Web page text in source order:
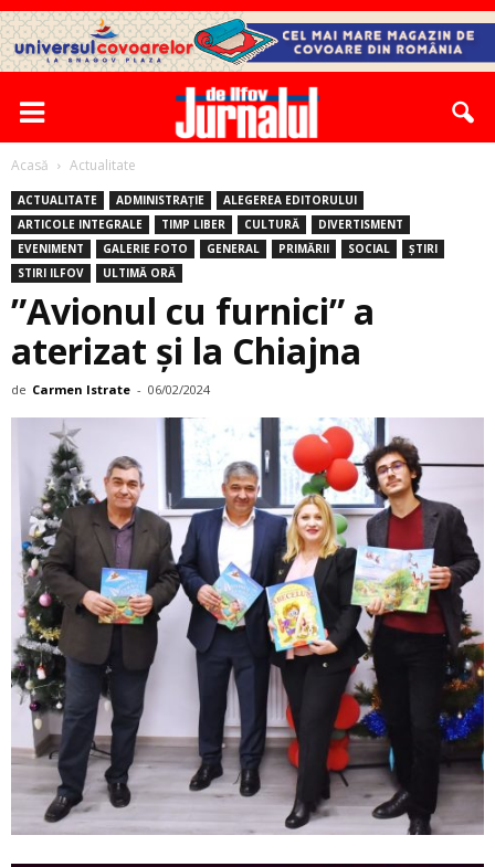
Acasă Actualitate
ACTUALITATE ADMINISTRAȚIE
ALEGEREA EDITORULUI
ARTICOLE INTEGRALE
TIMP LIBER CULTURĂ
DIVERTISMENT
EVENIMENT
GALERIE FOTO GENERAL PRIMĂRII SOCIAL
ȘTIRI
STIRI ILFOV
ULTIMĂ ORĂ
”Avionul cu furnici” a
aterizat și la Chiajna
de Carmen Istrate - 06/02/2024